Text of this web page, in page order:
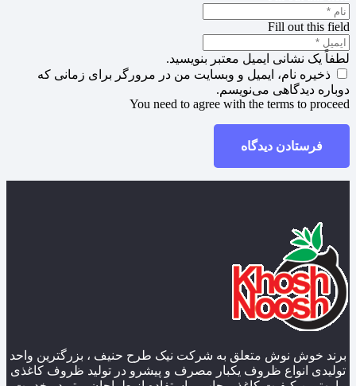
Fill out this field
لطفاً یک نشانی ایمیل معتبر بنویسید.
ذخیره نام، ایمیل و وبسایت من در مرورگر برای زمانی که
دوباره دیدگاهی می‌نویسم.
You need to agree with the terms to proceed
فرستادن دیدگاه
برند خوش نوش متعلق به شرکت نیک طرح حنیف ، بزرگترین واحد
تولیدی انواع ظروف یکبار مصرف و پیشرو در تولید ظروف کاغذی